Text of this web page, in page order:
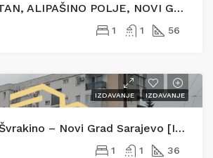
DVOSOBAN STAN, ALIPAŠINO POLJE, NOVI GRAD
1 1 56
IZDAVANJE IZDAVANJE
Stan 36 m2 – Švrakino – Novi Grad Sarajevo [Iznajmljivanje]
1 1 36